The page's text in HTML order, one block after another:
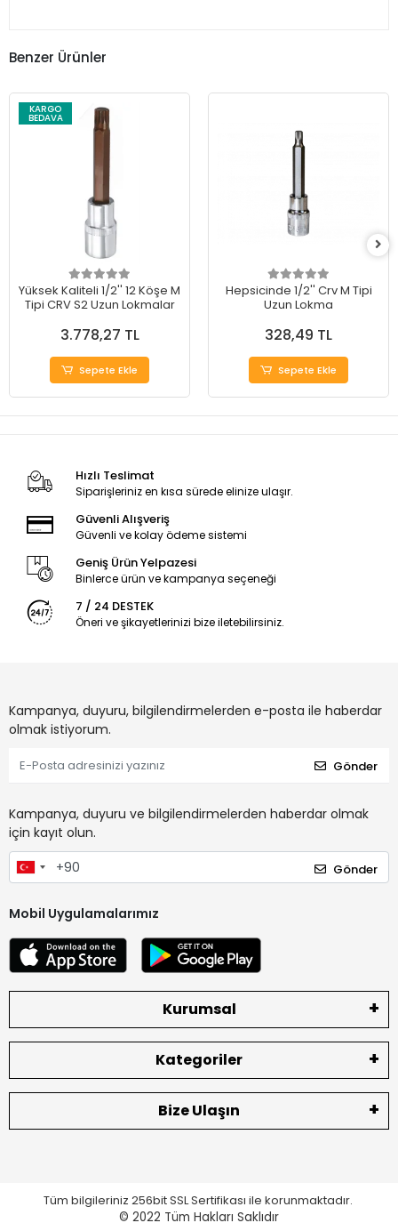
Benzer Ürünler
KARGO
BEDAVA
Yüksek Kaliteli 1/2'' 12 Köşe M
Tipi CRV S2 Uzun Lokmalar
3.778,27 TL
Sepete Ekle
Hepsicinde 1/2'' Crv M Tipi
Uzun Lokma
328,49 TL
Sepete Ekle
Hızlı Teslimat
Siparişleriniz en kısa sürede elinize ulaşır.
Güvenli Alışveriş
Güvenli ve kolay ödeme sistemi
Geniş Ürün Yelpazesi
Binlerce ürün ve kampanya seçeneği
7 / 24 DESTEK
Öneri ve şikayetlerinizi bize iletebilirsiniz.
Kampanya, duyuru, bilgilendirmelerden e-posta ile haberdar
olmak istiyorum.
Gönder
Kampanya, duyuru ve bilgilendirmelerden haberdar olmak
için kayıt olun.
Gönder
Mobil Uygulamalarımız
Kurumsal
Kategoriler
Bize Ulaşın
Tüm bilgileriniz 256bit SSL Sertifikası ile korunmaktadır.
© 2022 Tüm Hakları Saklıdır